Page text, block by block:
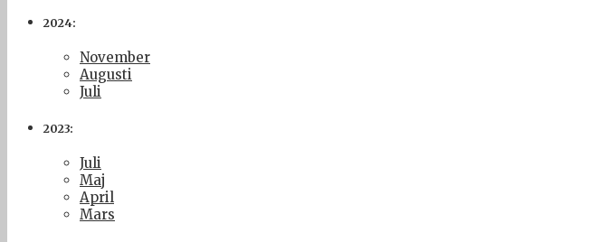
2024:
November
Augusti
Juli
2023:
Juli
Maj
April
Mars